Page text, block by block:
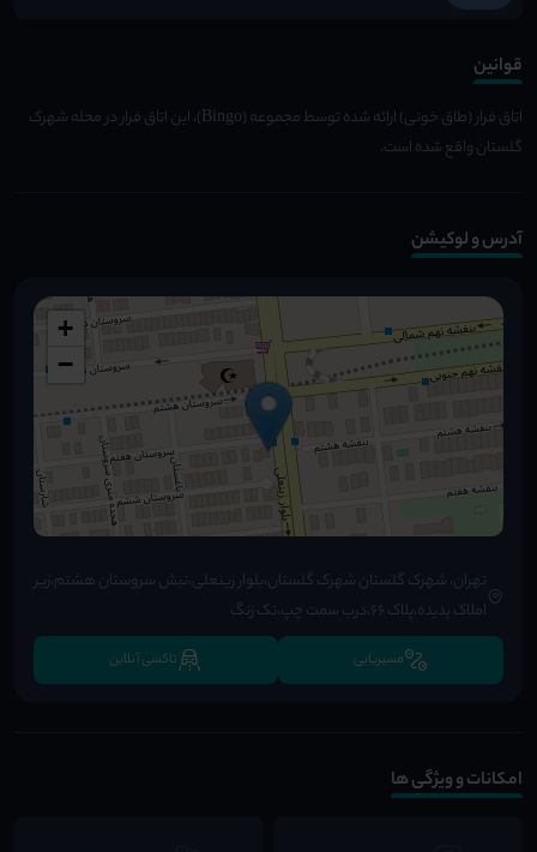
قوانین
اتاق فرار (طاق خونی) ارائه شده توسط مجموعه (Bingo)، این اتاق فرار در محله شهرک
گلستان واقع شده است.
آدرس و لوکیشن
+
−
تهران، شهرک گلستان شهرک گلستان،بلوار زینعلی،نبش سروستان هشتم،زیر
املاک پدیده،پلاک ۶۶،درب سمت چپ،تک زنگ
مسیریابی تاکسی آنلاین
امکانات و ویژگی ها